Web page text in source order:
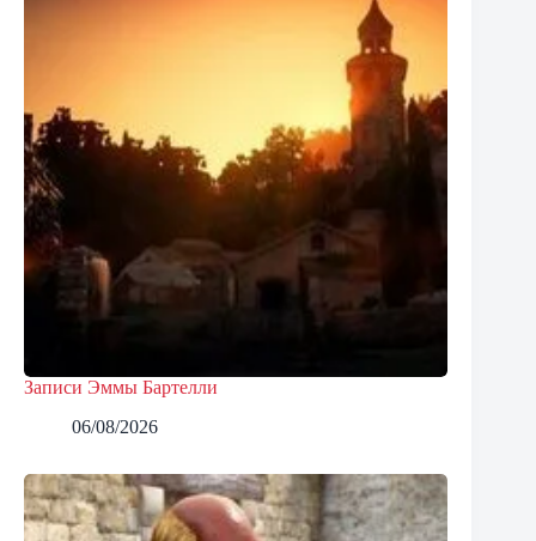
Записи Эммы Бартелли
06/08/2026